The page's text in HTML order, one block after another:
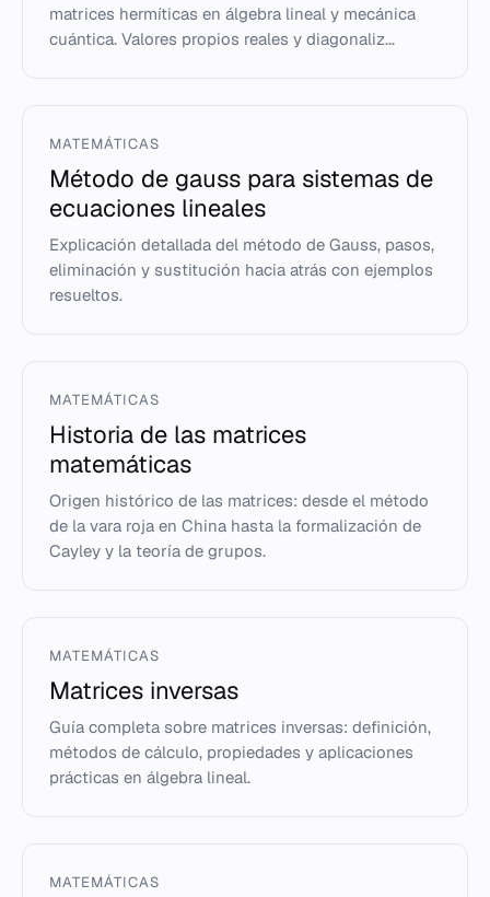
matrices hermíticas en álgebra lineal y mecánica
cuántica. Valores propios reales y diagonaliz...
MATEMÁTICAS
Método de gauss para sistemas de
ecuaciones lineales
Explicación detallada del método de Gauss, pasos,
eliminación y sustitución hacia atrás con ejemplos
resueltos.
MATEMÁTICAS
Historia de las matrices
matemáticas
Origen histórico de las matrices: desde el método
de la vara roja en China hasta la formalización de
Cayley y la teoría de grupos.
MATEMÁTICAS
Matrices inversas
Guía completa sobre matrices inversas: definición,
métodos de cálculo, propiedades y aplicaciones
prácticas en álgebra lineal.
MATEMÁTICAS